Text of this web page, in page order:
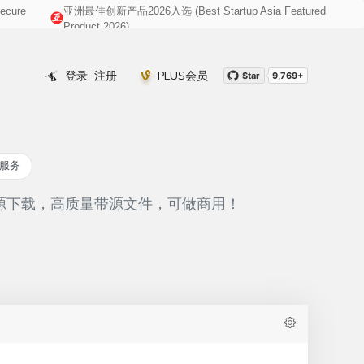
亚洲最佳创新产品2026入选 (Best Startup Asia Featured
Product 2026)
登录 注册 PLUS会员 Star 9,769+
务
载，高质量带源文件，可做商用！